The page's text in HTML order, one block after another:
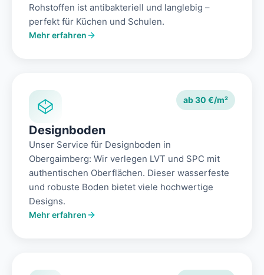
Rohstoffen ist antibakteriell und langlebig –
perfekt für Küchen und Schulen.
Mehr erfahren
ab 30 €/m²
Designboden
Unser Service für Designboden in
Obergaimberg: Wir verlegen LVT und SPC mit
authentischen Oberflächen. Dieser wasserfeste
und robuste Boden bietet viele hochwertige
Designs.
Mehr erfahren